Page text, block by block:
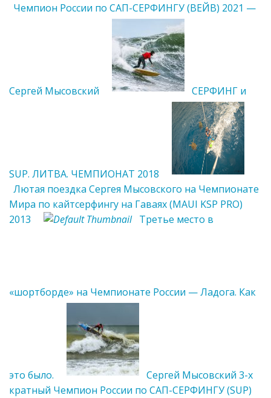
Чемпион России по САП-СЕРФИНГУ (ВЕЙВ) 2021 —
Сергей Мысовский СЕРФИНГ и
SUP. ЛИТВА. ЧЕМПИОНАТ 2018
Лютая поездка Сергея Мысовского на Чемпионате
Мира по кайтсерфингу на Гаваях (MAUI KSP PRO)
2013
Третье место в
«шортборде» на Чемпионате России — Ладога. Как
это было.
Сергей Мысовский 3-х
кратный Чемпион России по САП-CЕРФИНГУ (SUP)